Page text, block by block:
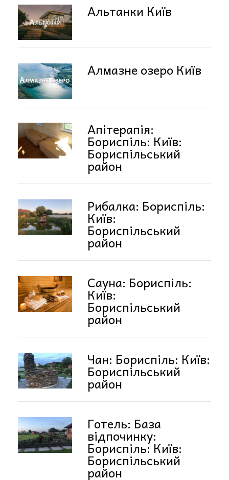
Альтанки Київ
Алмазне озеро Київ
Апітерапія:
Бориспіль: Київ:
Бориспільський
район
Рибалка: Бориспіль:
Київ:
Бориспільський
район
Сауна: Бориспіль:
Київ:
Бориспільський
район
Чан: Бориспіль: Київ:
Бориспільський
район
Готель: База
відпочинку:
Бориспіль: Київ:
Бориспільський
район